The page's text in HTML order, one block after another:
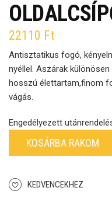
22110 Ft
Antisztatikus fogó,
nyéllel. Aszárak
hosszú élettartam,finom
vágás.
Engedélyezett
KOSÁRBA RAKOM
KEDVENCEKHEZ